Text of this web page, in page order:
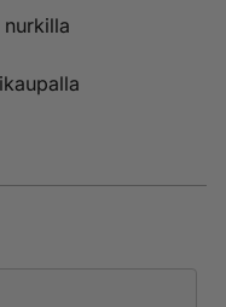
nurkilla